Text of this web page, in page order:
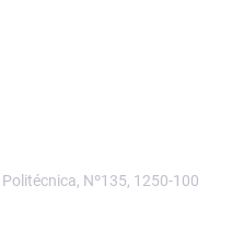
Nº135, 1250-100